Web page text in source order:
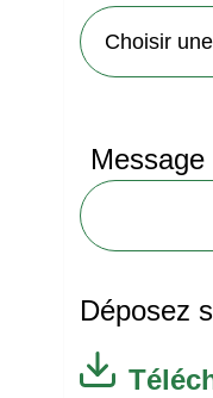
Déposez